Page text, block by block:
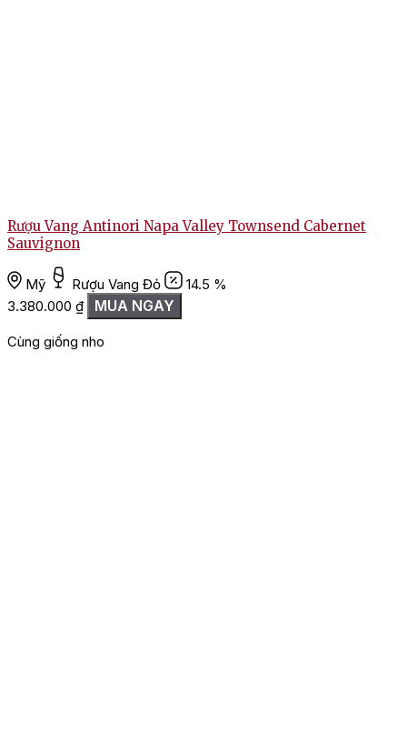
Rượu Vang Antinori Napa Valley Townsend Cabernet
Sauvignon
Mỹ Rượu Vang Đỏ
14.5 %
3.380.000 ₫ MUA NGAY
Cùng giống nho